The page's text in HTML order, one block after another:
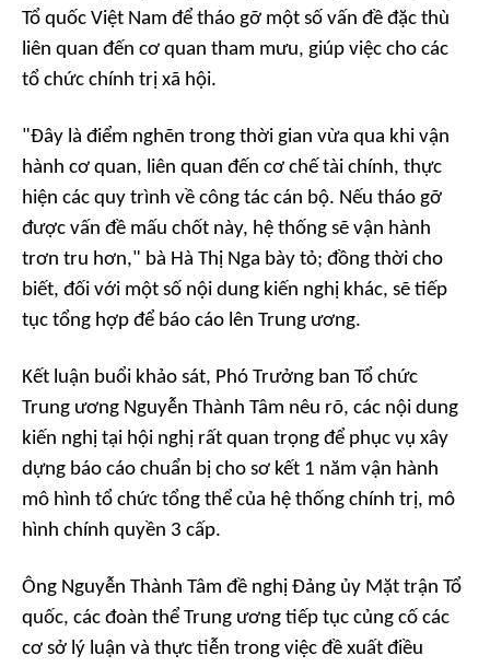
Tổ quốc Việt Nam để tháo gỡ một số vấn đề đặc thù
liên quan đến cơ quan tham mưu, giúp việc cho các
tổ chức chính trị xã hội.
"Đây là điểm nghẽn trong thời gian vừa qua khi vận
hành cơ quan, liên quan đến cơ chế tài chính, thực
hiện các quy trình về công tác cán bộ. Nếu tháo gỡ
được vấn đề mấu chốt này, hệ thống sẽ vận hành
trơn tru hơn," bà Hà Thị Nga bày tỏ; đồng thời cho
biết, đối với một số nội dung kiến nghị khác, sẽ tiếp
tục tổng hợp để báo cáo lên Trung ương.
Kết luận buổi khảo sát, Phó Trưởng ban Tổ chức
Trung ương Nguyễn Thành Tâm nêu rõ, các nội dung
kiến nghị tại hội nghị rất quan trọng để phục vụ xây
dựng báo cáo chuẩn bị cho sơ kết 1 năm vận hành
mô hình tổ chức tổng thể của hệ thống chính trị, mô
hình chính quyền 3 cấp.
Ông Nguyễn Thành Tâm đề nghị Đảng ủy Mặt trận Tổ
quốc, các đoàn thể Trung ương tiếp tục củng cố các
cơ sở lý luận và thực tiễn trong việc đề xuất điều